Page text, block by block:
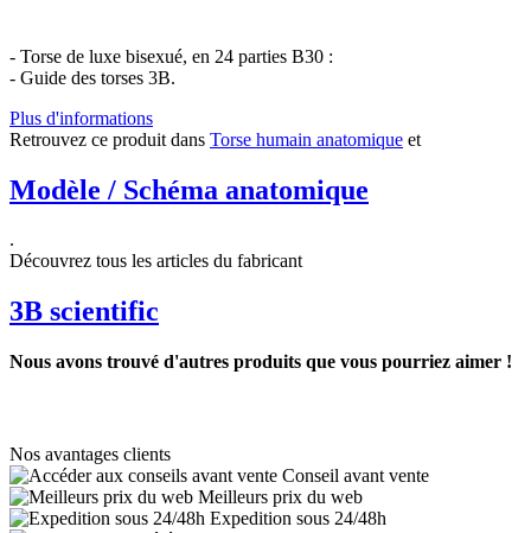
- Torse de luxe bisexué, en 24 parties B30 :
- Guide des torses 3B.
Plus d'informations
Retrouvez ce produit dans Torse humain anatomique et
Modèle / Schéma anatomique
.
Découvrez tous les articles du fabricant
3B scientific
Nous avons trouvé d'autres produits que vous pourriez aimer !
Nos avantages clients
Conseil avant vente
Meilleurs prix du web
Expedition sous 24/48h